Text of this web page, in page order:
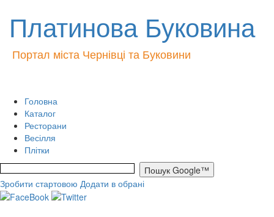
Платинова Буковина
Портал міста Чернівці та Буковини
Головна
Каталог
Ресторани
Весілля
Плітки
Зробити стартовою Додати в обрані